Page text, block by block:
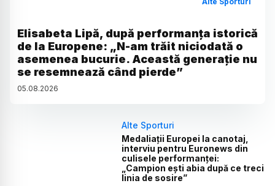
Elisabeta Lipă, după performanța istorică
de la Europene: „N-am trăit niciodată o
asemenea bucurie. Această generație nu
se resemnează când pierde”
05.08.2026
Alte Sporturi
Medaliații Europei la canotaj,
interviu pentru Euronews din
culisele performanței:
„Campion ești abia după ce treci
linia de sosire”